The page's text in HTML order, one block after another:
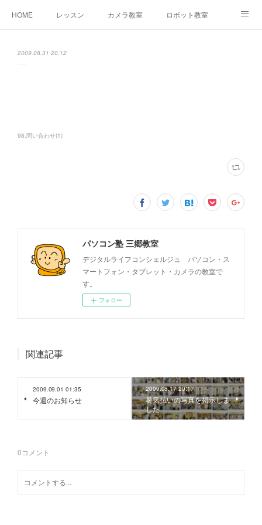
HOME レッスン カメラ教室 ロボット教室
2009.08.31 20:12
98.問い合わせ(1)
パソコン塾 三郷教室
デジタルライフコンシェルジュ パソコン・ス
マートフォン・タブレット・カメラの教室で
す。
フォロー
関連記事
2009.09.01 01:35
今週のお知らせ
2009.08.17 20:17
暑気払いの写真を掲示しま
した
0コメント